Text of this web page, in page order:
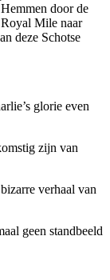
door de
Mile naar
deze Schotse
glorie even
zijn van
verhaal van
geen standbeeld